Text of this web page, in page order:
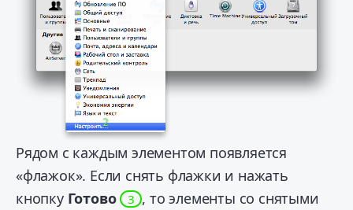
Рядом с каждым элементом появляется
«флажок». Если снять флажки и нажать
кнопку Готово 3 , то элементы со снятыми